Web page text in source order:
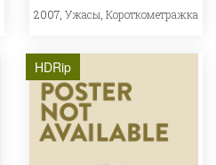
2007,Ужасы ,Короткометражка
HDRip